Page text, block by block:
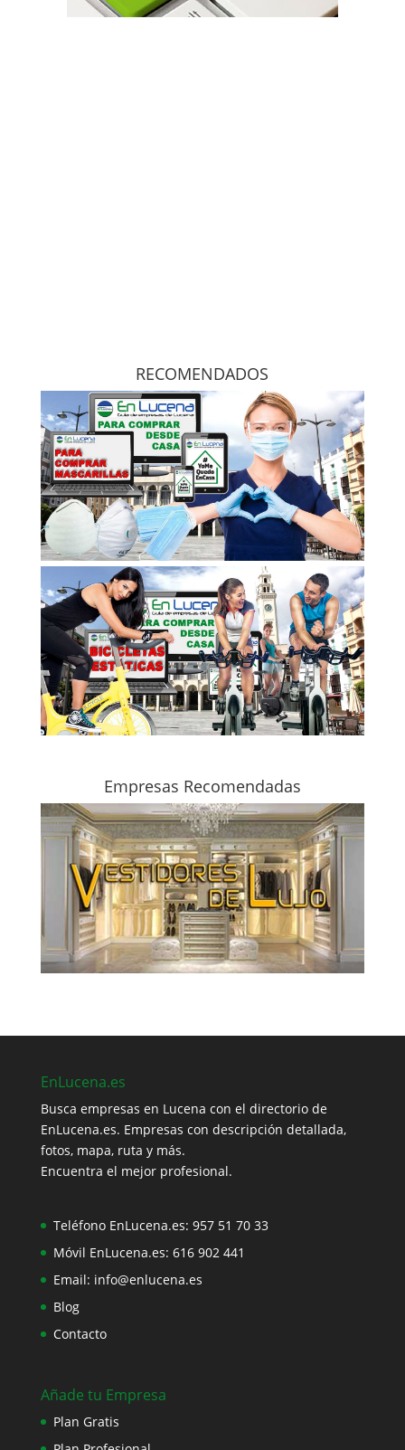
RECOMENDADOS
Empresas Recomendadas
EnLucena.es
Busca empresas en Lucena con el directorio de
EnLucena.es. Empresas con descripción detallada,
fotos, mapa, ruta y más.
Encuentra el mejor profesional.
Teléfono EnLucena.es: 957 51 70 33
Móvil EnLucena.es: 616 902 441
Email: info@enlucena.es
Blog
Contacto
Añade tu Empresa
Plan Gratis